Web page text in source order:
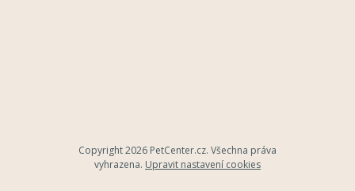
Copyright 2026 PetCenter.cz. Všechna práva
vyhrazena. Upravit nastavení cookies